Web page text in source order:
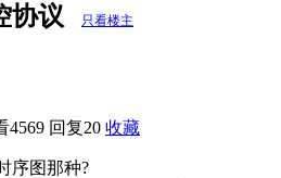
协议 只看楼主
4569 回复20 收藏
序图那种?